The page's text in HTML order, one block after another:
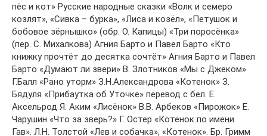
пёс и кот» Русские народные сказки «Волк и семеро
козлят», «Сивка – бурка», «Лиса и козёл», «Петушок и
бобовое зёрнышко» (обр. О. Капицы) «Три поросёнка»
(пер. С. Михалкова) Агния Барто и Павел Барто «Кто
книжку прочтёт до десятка сочтёт» Агния Барто и Павел
Барто «Думают ли звери» В. Злотников «Мы с Джеком»
Г.Балл «Рано уторм» З.Н.Александрова «Котенок» З.
Бядуля «Прибаутка об Уточке» перевод с бел. Е.
Аксельрод Я. Аким «Лисёнок» В.В. Арбеков «Пирожок» Е.
Чарушин «Что за зверь?» Г. Остер «Котенок по имени
Гав». Л.Н. Толстой «Лев и собачка», «Котенок». Бр. Гримм